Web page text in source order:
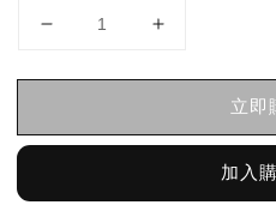
立即
加入